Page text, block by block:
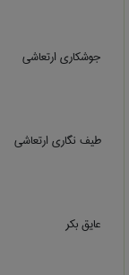
جوشکاری ارتعاشی
طیف نگاری ارتعاشی
عایق بکر